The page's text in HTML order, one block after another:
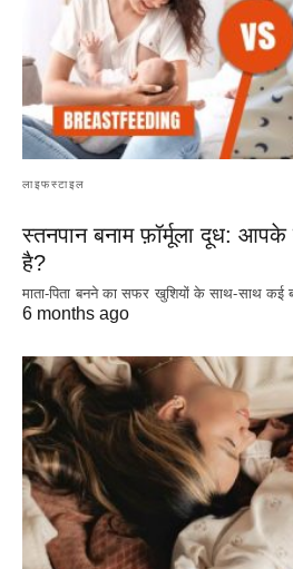
लाइफस्टाइल
स्तनपान बनाम फ़ॉर्मूला दूध:
है?
माता-पिता बनने का सफर खुशियों के साथ-साथ
6 months ago